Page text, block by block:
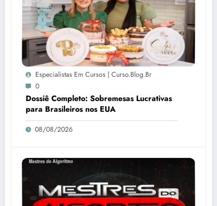
Especialistas Em Cursos | Curso.blog.br
0
Dossiê Completo: Sobremesas Lucrativas
para Brasileiros nos EUA
08/08/2026